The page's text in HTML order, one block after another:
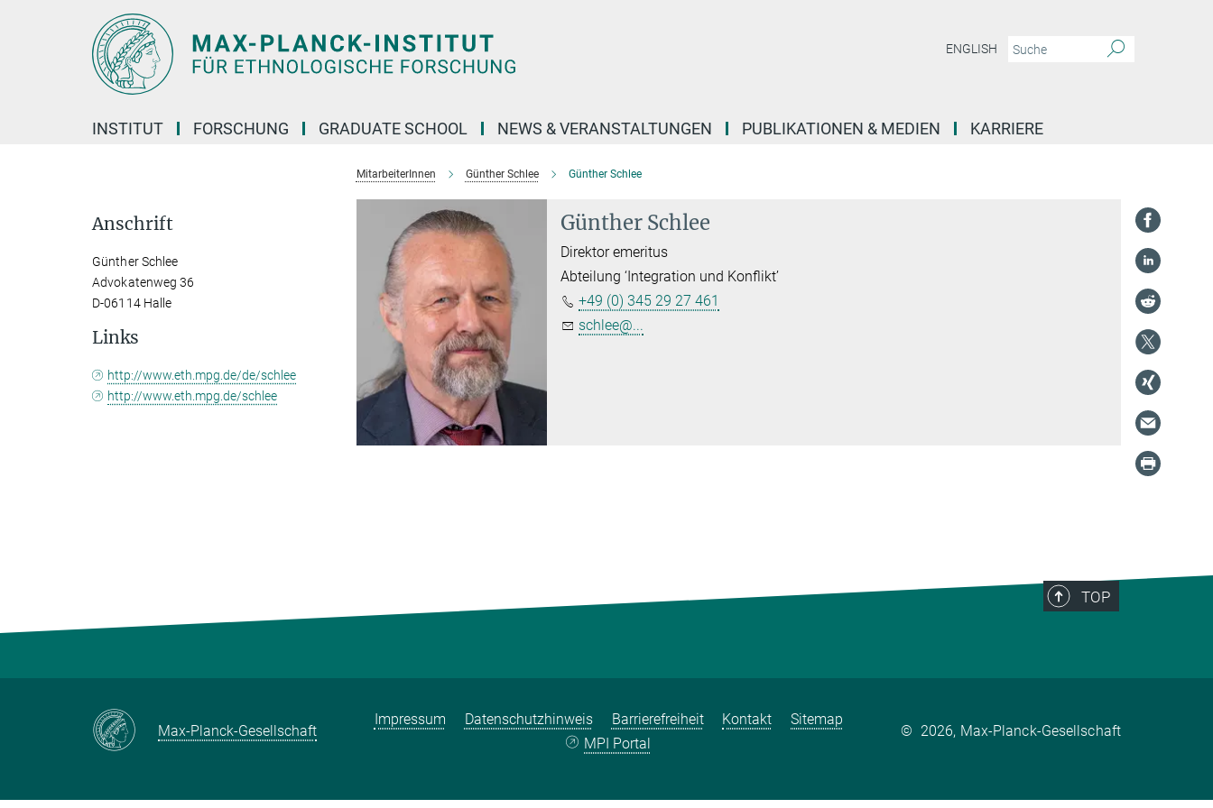
ENGLISH
INSTITUT FORSCHUNG GRADUATE SCHOOL NEWS & VERANSTALTUNGEN PUBLIKATIONEN & MEDIEN KARRIERE
MitarbeiterInnen Günther Schlee Günther Schlee
Günther Schlee
Direktor emeritus
Abteilung ‘Integration und Konflikt’
+49 (0) 345 29 27 461
schlee@...
Anschrift
Günther Schlee
Advokatenweg 36
D-06114 Halle
Links
http://www.eth.mpg.de/de/schlee
http://www.eth.mpg.de/schlee
TOP
Max-Planck-Gesellschaft
Impressum Datenschutzhinweis Barrierefreiheit Kontakt
Sitemap
MPI Portal
© 2026, Max-Planck-Gesellschaft